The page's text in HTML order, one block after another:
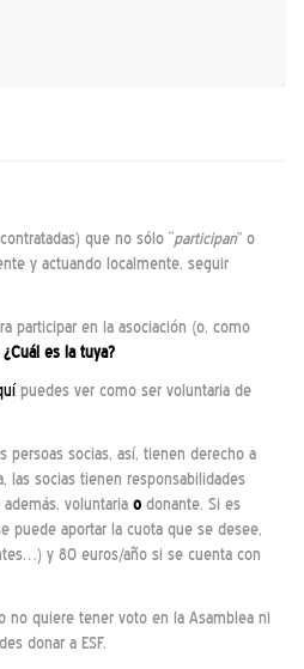
que no sólo “participan” o
y actuando localmente, seguir
participar en la asociación (o, como
es la tuya?
puedes ver como ser voluntaria de
persoas socias, así, tienen derecho a
las socias tienen responsabilidades
voluntaria o donante. Si es
puede aportar la cuota que se desee,
y 80 euros/año si se cuenta con
no quiere tener voto en la Asamblea ni
donar a ESF.